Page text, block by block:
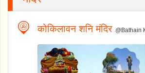
कोकिलावन शनि मंदिर @Bathain